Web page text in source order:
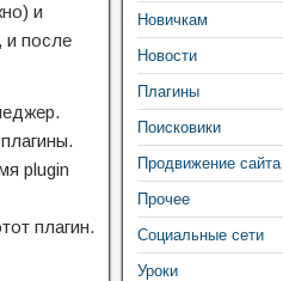
и
и после
plugin
плагин.
Новичкам
Новости
Плагины
Поисковики
Продвижение сайта
Прочее
Социальные сети
Уроки